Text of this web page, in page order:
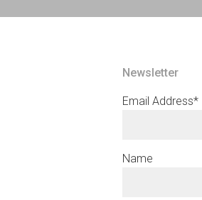
Newsletter
Email Address*
Name